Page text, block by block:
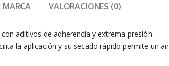
MARCA VALORACIONES (0)
aditivos de adherencia y extrema presión.
la aplicación y su secado rápido permite un